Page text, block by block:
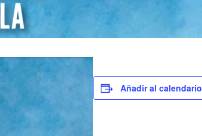
Añadir al calendario